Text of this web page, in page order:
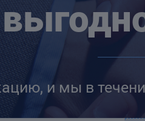
и мы в